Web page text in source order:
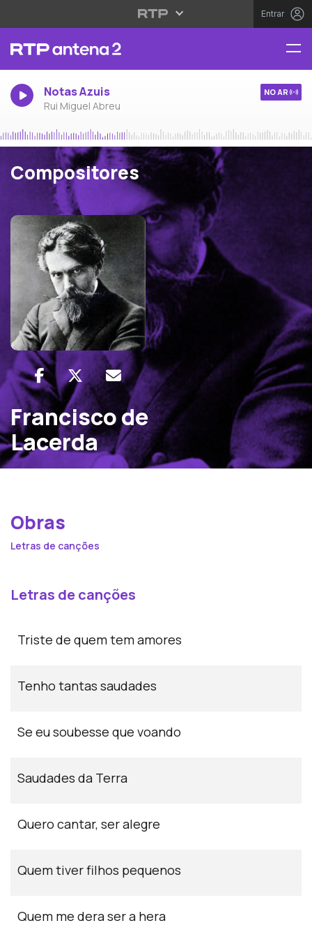
Entrar
Notas Azuis
Rui Miguel Abreu
NO AR
Compositores
Francisco de
Lacerda
Obras
Letras de canções
Letras de canções
Triste de quem tem amores
Tenho tantas saudades
Se eu soubesse que voando
Saudades da Terra
Quero cantar, ser alegre
Quem tiver filhos pequenos
Quem me dera ser a hera